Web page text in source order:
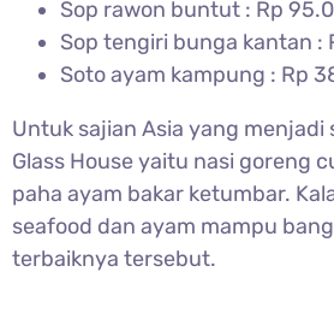
Sop rawon buntut : Rp
Sop tengiri bunga kantan :
Soto ayam kampung : Rp
Untuk sajian Asia yang menjadi
Glass House yaitu nasi goreng
paha ayam bakar ketumbar.
seafood dan ayam mampu
terbaiknya tersebut.